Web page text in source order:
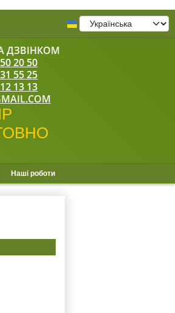
20 50
55 25
13 13
Наші роботи